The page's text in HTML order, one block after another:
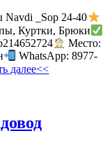
_Sop 24-40
Куртки, Брюки
Место:
WhatsApp: 8977-
далее<<